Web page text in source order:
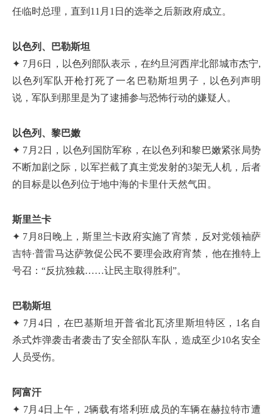
任临时总理，直到11月1日的选举之后新政府成立。
以色列、巴勒斯坦
✦ 7月6日，以色列部队表示，在约旦河西岸北部城市杰宁,
以色列军队开枪打死了一名巴勒斯坦男子，以色列声明
说，军队到那里是为了逮捕参与恐怖行动的嫌疑人。
以色列、黎巴嫩
✦ 7月2日，以色列国防军称，在以色列和黎巴嫩紧张局势
不断加剧之际，以军拦截了真主党发射的3架无人机，后者
的目标是以色列位于地中海的卡里什天然气田。
斯里兰卡
✦ 7月8日晚上，斯里兰卡政府实施了宵禁，反对党领袖萨
吉特·普雷马达萨敦促公民不要理会政府宵禁，他在推特上
号召：“反抗独裁……让民主取得胜利”。
巴勒斯坦
✦ 7月4日，在巴基斯坦开普省北瓦济里斯坦特区，1名自
杀式炸弹袭击者袭击了安全部队车队，造成至少10名安全
人员受伤。
阿富汗
✦ 7月4日上午，2辆载有塔利班成员的车辆在赫拉特市遭